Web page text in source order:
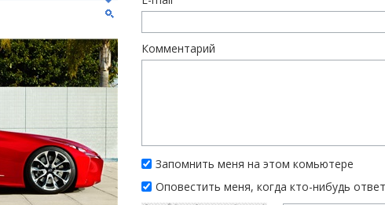
Комментарий
Запомнить меня на этом комьютере
Оповестить меня, когда кто-нибудь